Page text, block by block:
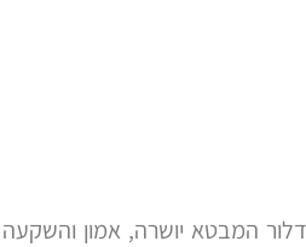
המבטא יושרה, אמון